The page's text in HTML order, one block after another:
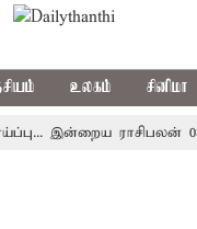
உலகம் சினிமா
ராசிபலன் 08.08.2026